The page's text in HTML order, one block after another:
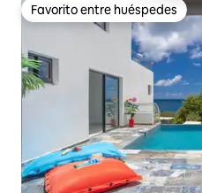
Favorito entre huéspedes
Favorito entre huéspedes